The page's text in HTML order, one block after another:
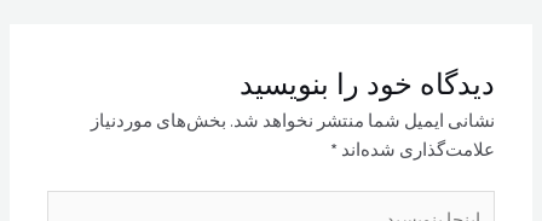
دیدگاه‌ خود را بنویسید
نشانی ایمیل شما منتشر نخواهد شد. بخش‌های موردنیاز
علامت‌گذاری شده‌اند *